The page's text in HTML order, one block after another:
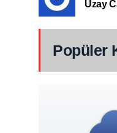
Uzay
Popüler